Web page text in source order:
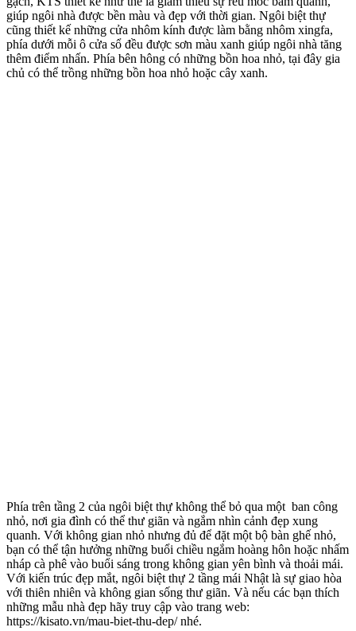
giúp ngôi nhà được bền màu và đẹp với thời gian. Ngôi biệt thự
cũng thiết kế những cửa nhôm kính được làm bằng nhôm xingfa,
phía dưới mỗi ô cửa sổ đều được sơn màu xanh giúp ngôi nhà tăng
thêm điểm nhấn. Phía bên hông có những bồn hoa nhỏ, tại đây gia
chủ có thể trồng những bồn hoa nhỏ hoặc cây xanh.
Phía trên tầng 2 của ngôi biệt thự không thể bỏ qua một ban công
nhỏ, nơi gia đình có thể thư giãn và ngắm nhìn cảnh đẹp xung
quanh. Với không gian nhỏ nhưng đủ để đặt một bộ bàn ghế nhỏ,
bạn có thể tận hưởng những buổi chiều ngắm hoàng hôn hoặc nhấm
nháp cà phê vào buổi sáng trong không gian yên bình và thoải mái.
Với kiến trúc đẹp mắt, ngôi biệt thự 2 tầng mái Nhật là sự giao hòa
với thiên nhiên và không gian sống thư giãn. Và nếu các bạn thích
những mẫu nhà đẹp hãy truy cập vào trang web:
https://kisato.vn/mau-biet-thu-dep/ nhé.